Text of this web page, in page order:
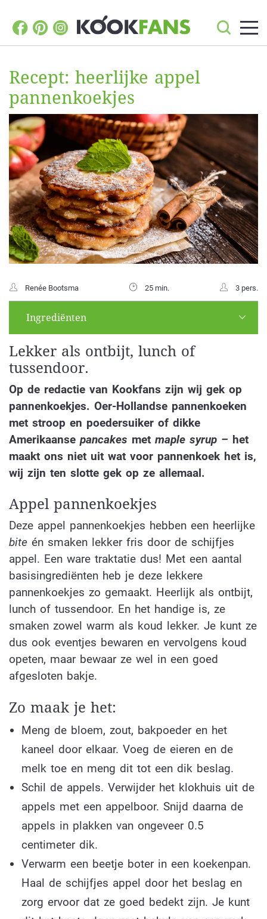
Recept: heerlijke appel
pannenkoekjes
Renée Bootsma 25 min. 3 pers.
Ingrediënten
Lekker als ontbijt, lunch of
tussendoor.
Op de redactie van Kookfans zijn wij gek op
pannenkoekjes. Oer-Hollandse pannenkoeken
met stroop en poedersuiker of dikke
Amerikaanse pancakes met maple syrup – het
maakt ons niet uit wat voor pannenkoek het is,
wij zijn ten slotte gek op ze allemaal.
Appel pannenkoekjes
Deze appel pannenkoekjes hebben een heerlijke
bite én smaken lekker fris door de schijfjes
appel. Een ware traktatie dus! Met een aantal
basisingrediënten heb je deze lekkere
pannenkoekjes zo gemaakt. Heerlijk als ontbijt,
lunch of tussendoor. En het handige is, ze
smaken zowel warm als koud lekker. Je kunt ze
dus ook eventjes bewaren en vervolgens koud
opeten, maar bewaar ze wel in een goed
afgesloten bakje.
Zo maak je het:
Meng de bloem, zout, bakpoeder en het
kaneel door elkaar. Voeg de eieren en de
melk toe en meng dit tot een dik beslag.
Schil de appels. Verwijder het klokhuis uit de
appels met een appelboor. Snijd daarna de
appels in plakken van ongeveer 0.5
centimeter dik.
Verwarm een beetje boter in een koekenpan.
Haal de schijfjes appel door het beslag en
zorg ervoor dat ze goed bedekt zijn. Je kunt